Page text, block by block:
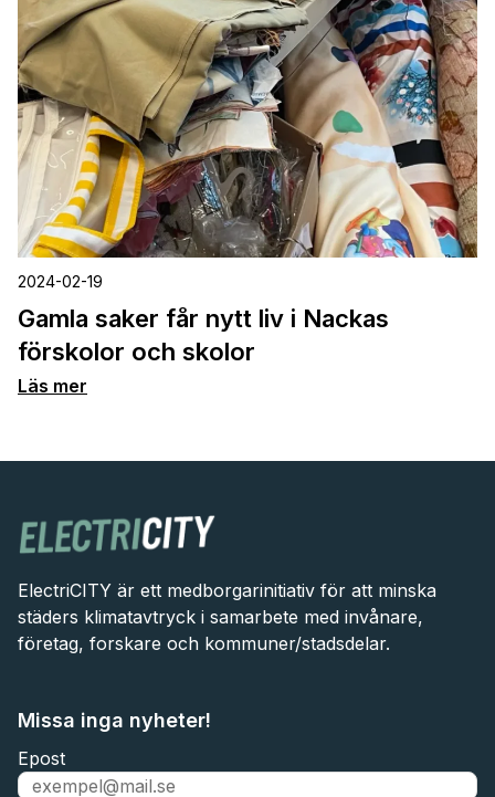
2024-02-19
Gamla saker får nytt liv i Nackas
förskolor och skolor
Läs mer
ElectriCITY är ett medborgarinitiativ för att minska
städers klimatavtryck i samarbete med invånare,
företag, forskare och kommuner/stadsdelar.
Missa inga nyheter!
Epost